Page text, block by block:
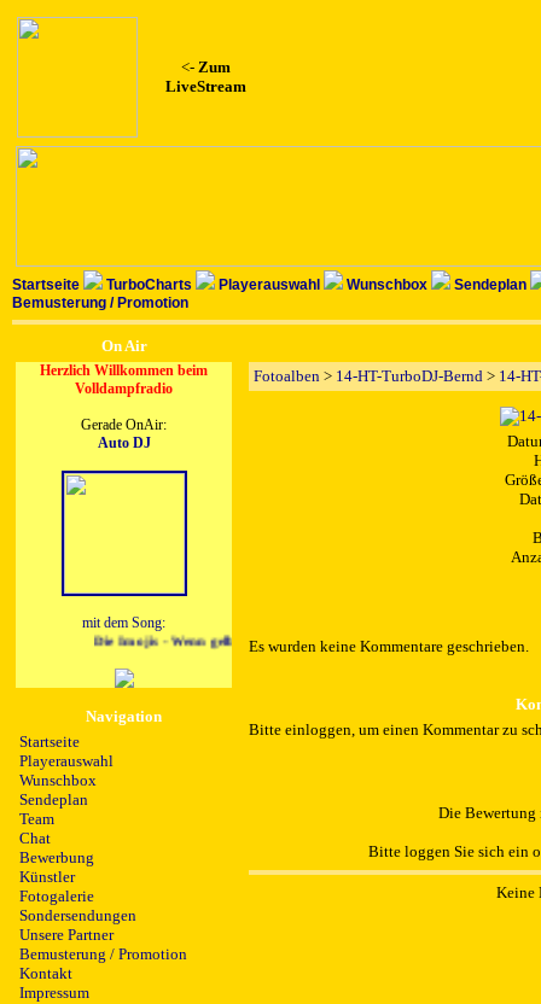
<- Zum
LiveStream
Startseite TurboCharts Playerauswahl Wunschbox
Sendeplan
Bemusterung / Promotion
On Air
Herzlich Willkommen beim
Volldampfradio
Gerade OnAir:
Auto DJ
mit dem Song:
Die Imojis - Wenn gelb die Sonnenblumen bluehen
Navigation
Startseite
Playerauswahl
Wunschbox
Sendeplan
Team
Chat
Bewerbung
Künstler
Fotogalerie
Sondersendungen
Unsere Partner
Bemusterung / Promotion
Kontakt
Impressum
Fotoalben > 14-HT-TurboDJ-Bernd > 14-
Es wurden keine Kommentare geschrieben.
Bitte einloggen, um einen Kommentar zu
Die
Bitte loggen Sie sich ein
Keine